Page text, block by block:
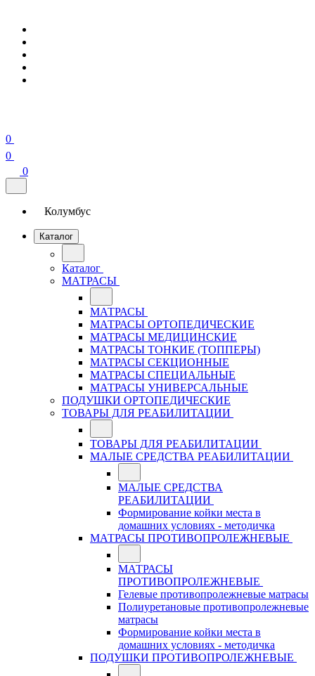
0
0
0
Колумбус
Каталог
Каталог
МАТРАСЫ
МАТРАСЫ
МАТРАСЫ ОРТОПЕДИЧЕСКИЕ
МАТРАСЫ МЕДИЦИНСКИЕ
МАТРАСЫ ТОНКИЕ (ТОППЕРЫ)
МАТРАСЫ СЕКЦИОННЫЕ
МАТРАСЫ СПЕЦИАЛЬНЫЕ
МАТРАСЫ УНИВЕРСАЛЬНЫЕ
ПОДУШКИ ОРТОПЕДИЧЕСКИЕ
ТОВАРЫ ДЛЯ РЕАБИЛИТАЦИИ
ТОВАРЫ ДЛЯ РЕАБИЛИТАЦИИ
МАЛЫЕ СРЕДСТВА РЕАБИЛИТАЦИИ
МАЛЫЕ СРЕДСТВА
РЕАБИЛИТАЦИИ
Формирование койки места в
домашних условиях - методичка
МАТРАСЫ ПРОТИВОПРОЛЕЖНЕВЫЕ
МАТРАСЫ
ПРОТИВОПРОЛЕЖНЕВЫЕ
Гелевые противопролежневые матрасы
Полиуретановые противопролежневые
матрасы
Формирование койки места в
домашних условиях - методичка
ПОДУШКИ ПРОТИВОПРОЛЕЖНЕВЫЕ